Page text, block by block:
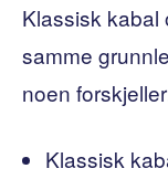
Klassisk kabal
samme
noen
Klassisk